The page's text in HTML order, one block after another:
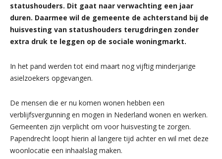
statushouders. Dit gaat naar verwachting een jaar
duren. Daarmee wil de gemeente de achterstand bij de
huisvesting van statushouders terugdringen zonder
extra druk te leggen op de sociale woningmarkt.
In het pand werden tot eind maart nog vijftig minderjarige
asielzoekers opgevangen.
De mensen die er nu komen wonen hebben een
verblijfsvergunning en mogen in Nederland wonen en werken.
Gemeenten zijn verplicht om voor huisvesting te zorgen.
Papendrecht loopt hierin al langere tijd achter en wil met deze
woonlocatie een inhaalslag maken.